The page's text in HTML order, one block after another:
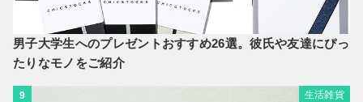
男子大学生へのプレゼントおすすめ26選。彼氏や友達にぴっ
たりなモノをご紹介
9 生活雑貨